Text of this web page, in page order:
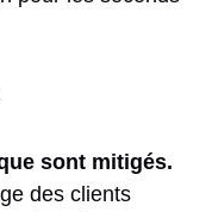
sont mitigés.
des clients